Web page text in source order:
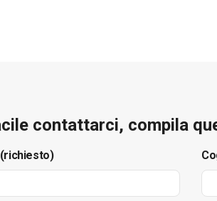
contattarci, compila